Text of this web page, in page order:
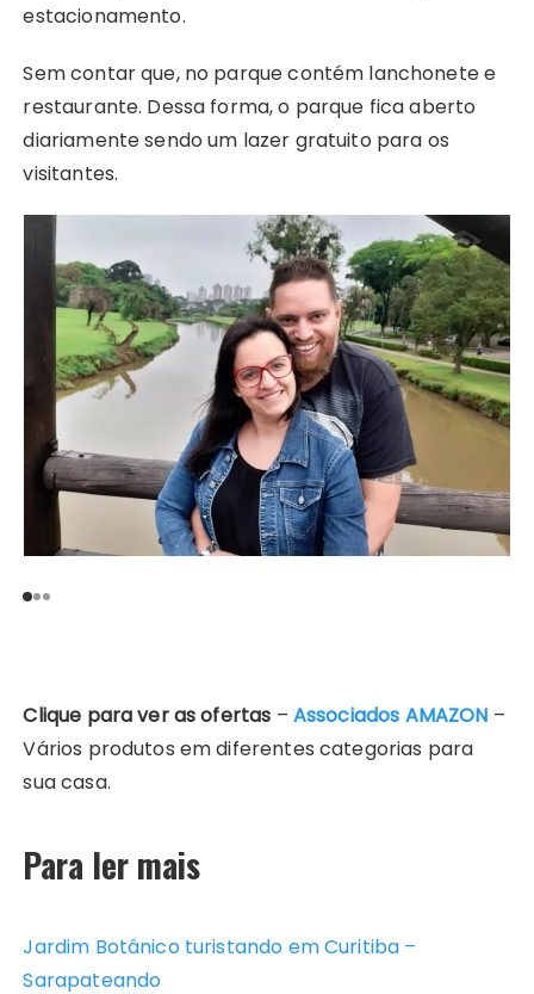
estacionamento.
Sem contar que, no parque contém lanchonete e
restaurante. Dessa forma, o parque fica aberto
diariamente sendo um lazer gratuito para os
visitantes.
Clique para ver as ofertas – Associados AMAZON –
Vários produtos em diferentes categorias para
sua casa.
Para ler mais
Jardim Botânico turistando em Curitiba –
Sarapateando